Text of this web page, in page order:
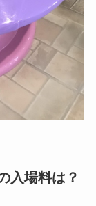
入場料は？